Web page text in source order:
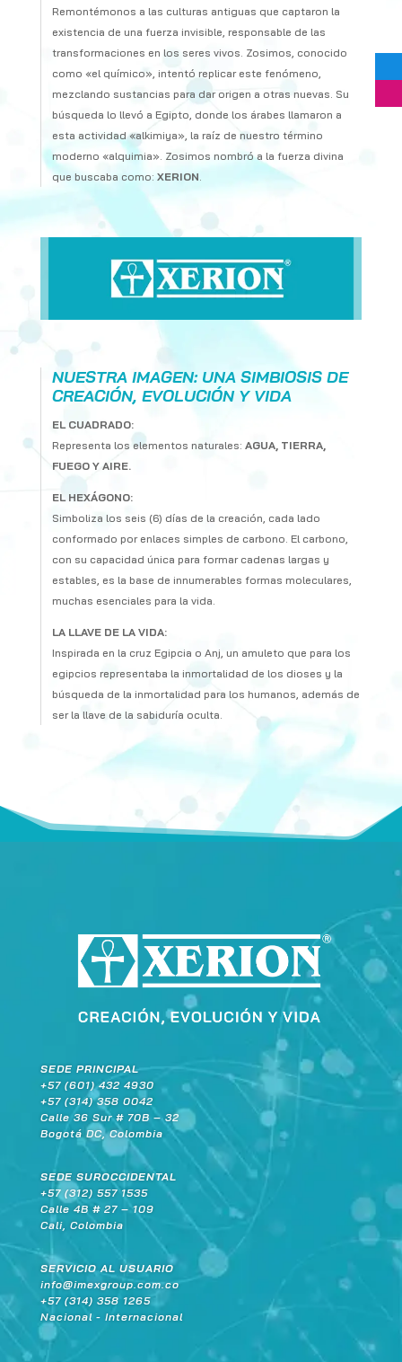
Remontémonos a las culturas antiguas que captaron la
existencia de una fuerza invisible, responsable de las
transformaciones en los seres vivos. Zosimos, conocido
como «el químico», intentó replicar este fenómeno,
mezclando sustancias para dar origen a otras nuevas. Su
búsqueda lo llevó a Egipto, donde los árabes llamaron a
esta actividad «alkimiya», la raíz de nuestro término
moderno «alquimia». Zosimos nombró a la fuerza divina
que buscaba como: XERION
NUESTRA IMAGEN: UNA SIMBIOSIS DE
CREACIÓN, EVOLUCIÓN Y VIDA
EL CUADRADO:
Representa los elementos naturales: AGUA, TIERRA,
FUEGO Y AIRE.
EL HEXÁGONO:
Simboliza los seis (6) días de la creación, cada lado
conformado por enlaces simples de carbono. El carbono,
con su capacidad única para formar cadenas largas y
estables, es la base de innumerables formas moleculares,
muchas esenciales para la vida.
LA LLAVE DE LA VIDA:
Inspirada en la cruz Egipcia o Anj, un amuleto que para los
egipcios representaba la inmortalidad de los dioses y la
búsqueda de la inmortalidad para los humanos, además de
ser la llave de la sabiduría oculta.
SEDE PRINCIPAL
+57 (601) 432 4930
+57 (314) 358 0042
Calle 36 Sur # 70B – 32
Bogotá DC, Colombia
SEDE SUROCCIDENTAL
+57 (312) 557 1535
Calle 4B # 27 – 109
Cali, Colombia
SERVICIO AL USUARIO
info@imexgroup.com.co
+57 (314) 358 1265
Nacional - Internacional